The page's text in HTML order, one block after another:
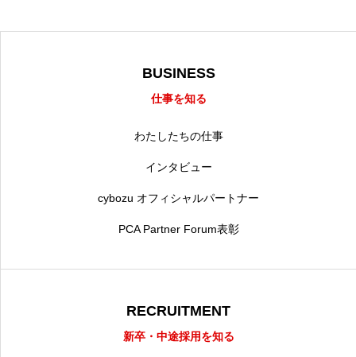
BUSINESS
仕事を知る
わたしたちの仕事
インタビュー
cybozu オフィシャルパートナー
PCA Partner Forum表彰
RECRUITMENT
新卒・中途採用を知る